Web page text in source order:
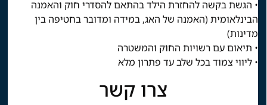
• הגשת בקשה להחזרת הילד בהתאם להסדרי חוק והאמנה
הבינלאומית (האמנה של האג, במידה ומדובר בחטיפה בין
מדינות)
• תיאום עם רשויות החוק והמשטרה
• ליווי צמוד בכל שלב עד פתרון מלא
צרו קשר